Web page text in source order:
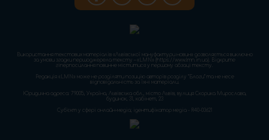
Використання текстових матеріалів «Львівської мануфактури новин» дозволяється виключно
за умови згадки першоджерела тексту – «LMN» (https://www.lmn.in.ua). Відкрите
гіперпосилання повинне міститися у першому абзаці тексту.
Редакція «LMN» може не розділяти позицію авторів розділу “Блоги” та не несе
відповідальність за їхні матеріали.
Юридична адреса: 79005, Україна, Львівська обл., місто Львів, вулиця Скорика Мирослава,
будинок, 31, кабінет, 23
Cуб'єкт у сфері онлайн-медіа; ідентифікатор медіа - R40-03621